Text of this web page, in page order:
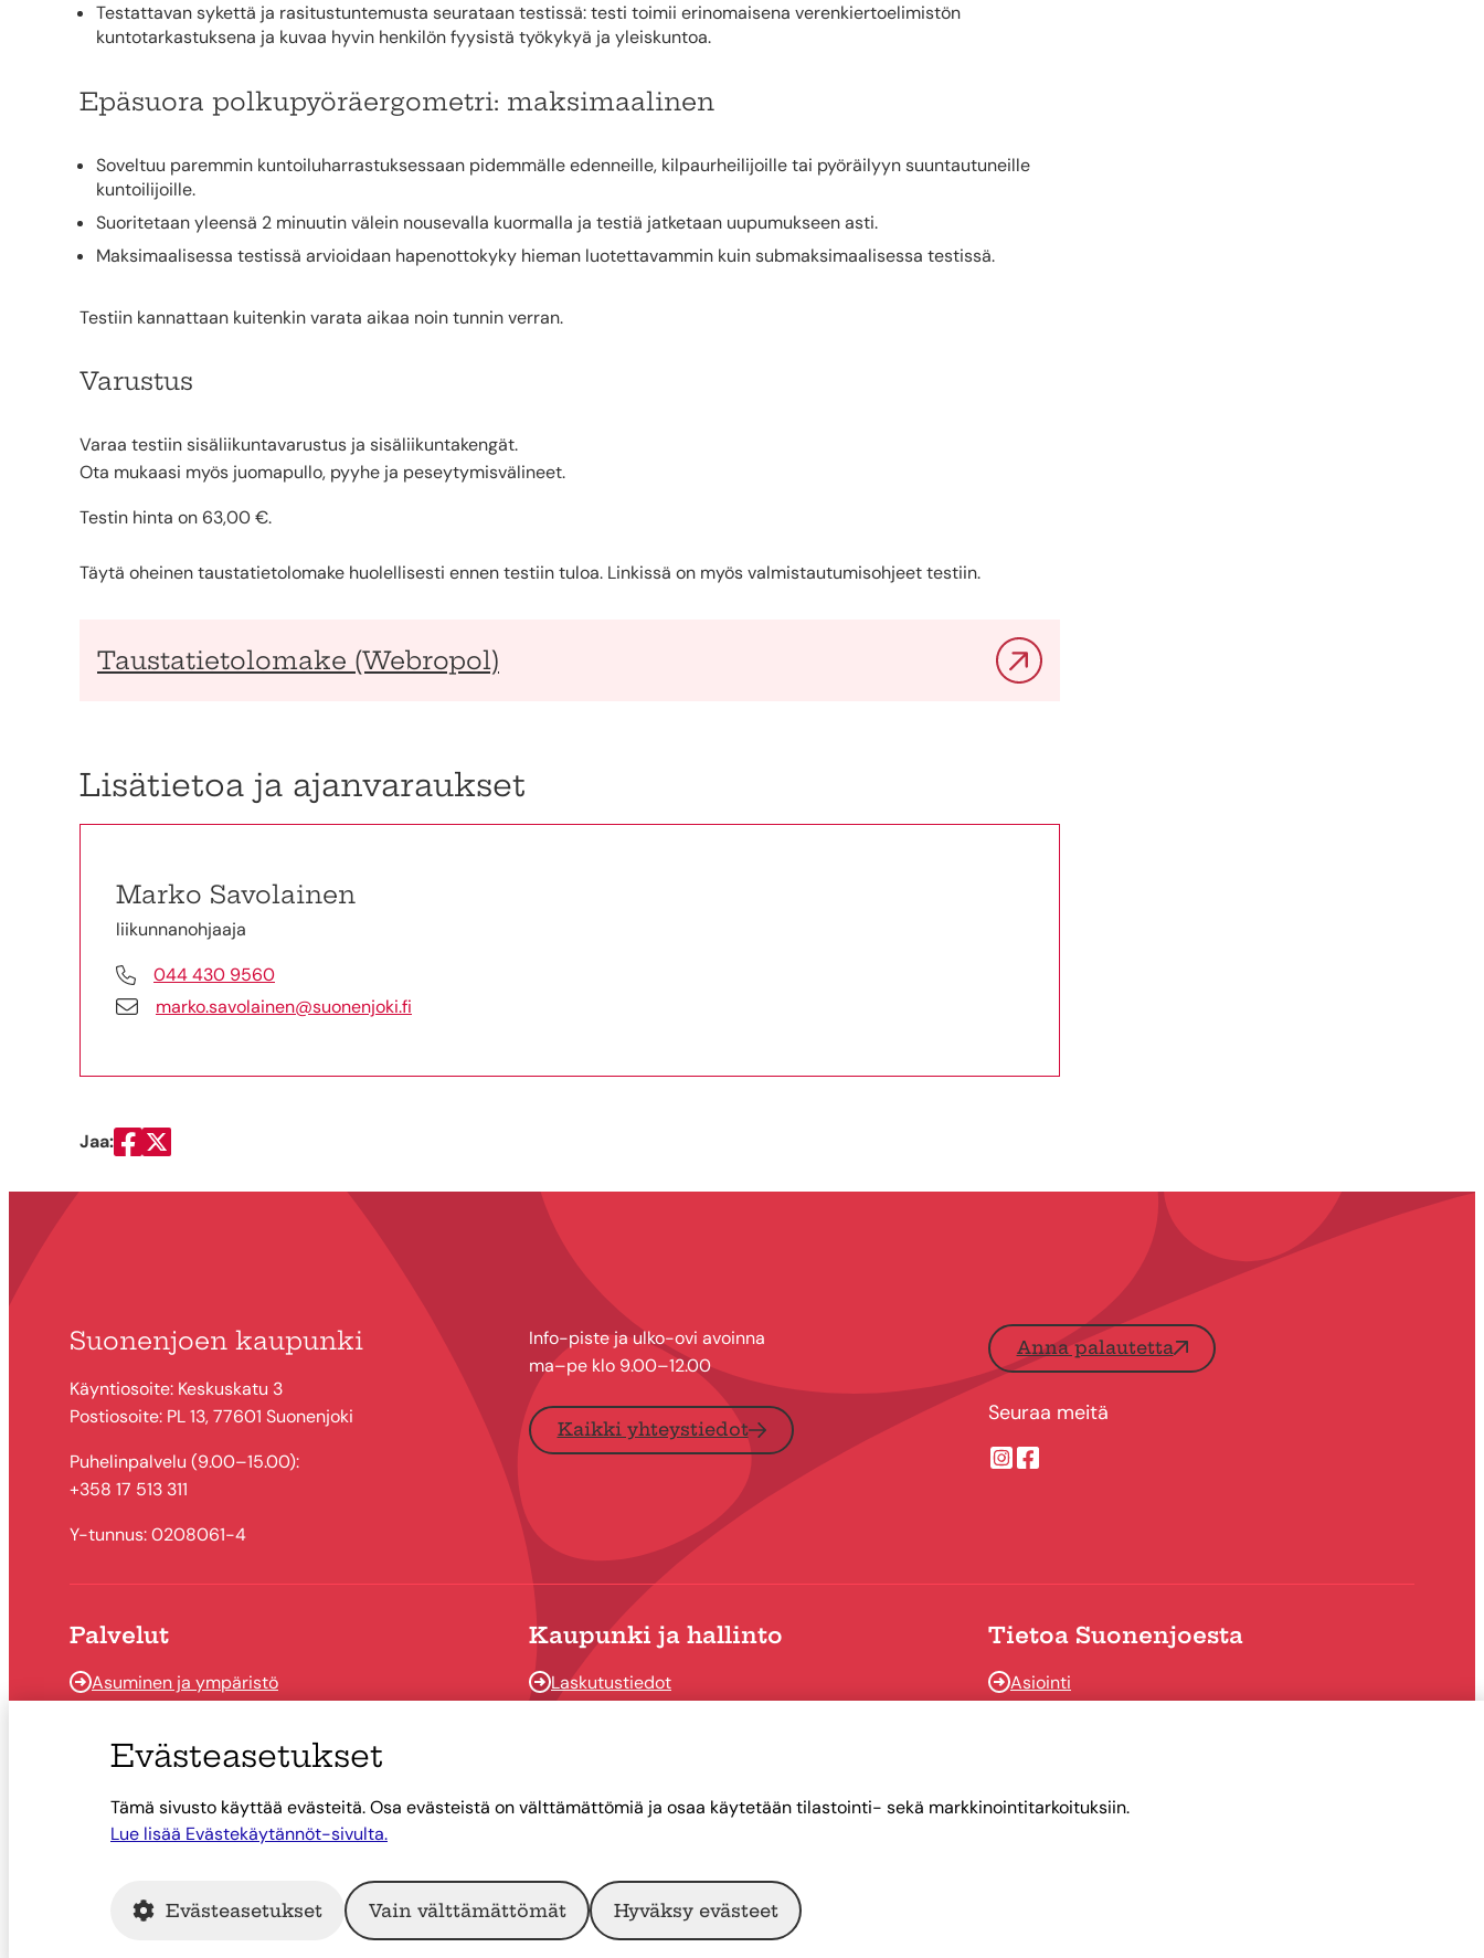
Testattavan sykettä ja rasitustuntemusta seurataan testissä: testi toimii erinomaisena verenkiertoelimistön
kuntotarkastuksena ja kuvaa hyvin henkilön fyysistä työkykyä ja yleiskuntoa.
Epäsuora polkupyöräergometri: maksimaalinen
Soveltuu paremmin kuntoiluharrastuksessaan pidemmälle edenneille, kilpaurheilijoille tai pyöräilyyn suuntautuneille
kuntoilijoille.
Suoritetaan yleensä 2 minuutin välein nousevalla kuormalla ja testiä jatketaan uupumukseen asti.
Maksimaalisessa testissä arvioidaan hapenottokyky hieman luotettavammin kuin submaksimaalisessa testissä.
Testiin kannattaan kuitenkin varata aikaa noin tunnin verran.
Varustus
Varaa testiin sisäliikuntavarustus ja sisäliikuntakengät.
Ota mukaasi myös juomapullo, pyyhe ja peseytymisvälineet.
Testin hinta on 63,00 €.
Täytä oheinen taustatietolomake huolellisesti ennen testiin tuloa. Linkissä on myös valmistautumisohjeet testiin.
Taustatietolomake (Webropol)
Lisätietoa ja ajanvaraukset
Marko Savolainen
liikunnanohjaaja
044 430 9560
marko.savolainen@suonenjoki.fi
Jaa:
Jaa Facebookissa
Jaa Twitterissä
Suonenjoen kaupunki
Käyntiosoite: Keskuskatu 3
Postiosoite: PL 13, 77601 Suonenjoki
Puhelinpalvelu (9.00–15.00):
+358 17 513 311
Y-tunnus: 0208061-4
Info-piste ja ulko-ovi avoinna
ma–pe klo 9.00–12.00
Kaikki yhteystiedot
Anna palautetta
Seuraa meitä
Suonenjoen kaupungin Instragram
Suonenjoen kaupungin Facebook
Palvelut
Asuminen ja ympäristö
Hyvinvointi ja vapaa-aika
Työ ja elinkeino
Kaupunki ja hallinto
Laskutustiedot
Talous
Tietoa Suonenjoesta
Asiointi
Evästeasetukset
Tämä sivusto käyttää evästeitä. Osa evästeistä on välttämättömiä ja osaa käytetään tilastointi- sekä markkinointitarkoituksiin.
Lue lisää Evästekäytännöt-sivulta.
Evästeasetukset Vain välttämättömät Hyväksy evästeet